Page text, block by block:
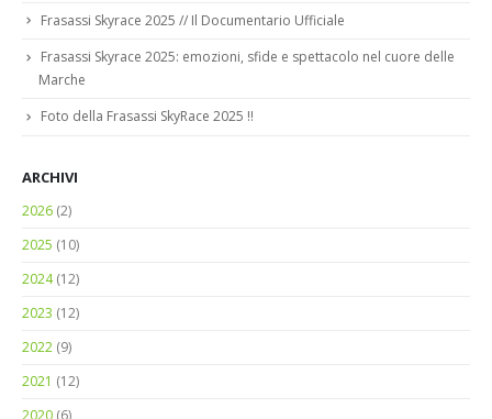
Frasassi Skyrace 2025: emozioni, sfide e spettacolo nel cuore delle
Marche
Foto della Frasassi SkyRace 2025 !!
2026(2)
2025 (10)
2024 (12)
2023(12)
2022 (9)
2021 (12)
2020 (6)